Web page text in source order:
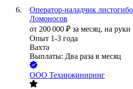
Оператор-наладчик
Ломоносов
от 200 000 ₽ за месяц, на руки
Опыт 1-3 года
Вахта
Выплаты: Два раза в месяц
ООО Техинжиниринг